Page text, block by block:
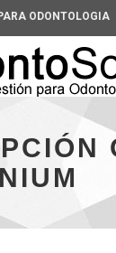
ODONTOLOGIA